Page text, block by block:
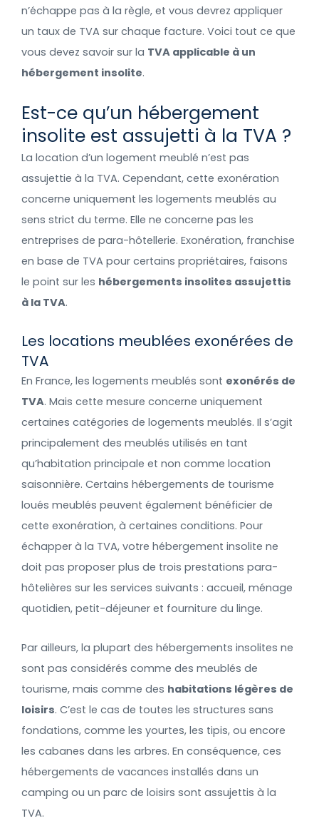
n’échappe pas à la règle, et vous devrez appliquer
un taux de TVA sur chaque facture. Voici tout ce que
vous devez savoir sur la TVA applicable à un
hébergement insolite.
Est-ce qu’un hébergement
insolite est assujetti à la TVA ?
La location d’un logement meublé n’est pas
assujettie à la TVA. Cependant, cette exonération
concerne uniquement les logements meublés au
sens strict du terme. Elle ne concerne pas les
entreprises de para-hôtellerie. Exonération, franchise
en base de TVA pour certains propriétaires, faisons
le point sur les hébergements insolites assujettis
à la TVA.
Les locations meublées exonérées de
TVA
En France, les logements meublés sont exonérés de
TVA. Mais cette mesure concerne uniquement
certaines catégories de logements meublés. Il s’agit
principalement des meublés utilisés en tant
qu’habitation principale et non comme location
saisonnière. Certains hébergements de tourisme
loués meublés peuvent également bénéficier de
cette exonération, à certaines conditions. Pour
échapper à la TVA, votre hébergement insolite ne
doit pas proposer plus de trois prestations para-
hôtelières sur les services suivants : accueil, ménage
quotidien, petit-déjeuner et fourniture du linge.
Par ailleurs, la plupart des hébergements insolites ne
sont pas considérés comme des meublés de
tourisme, mais comme des habitations légères de
loisirs. C’est le cas de toutes les structures sans
fondations, comme les yourtes, les tipis, ou encore
les cabanes dans les arbres. En conséquence, ces
hébergements de vacances installés dans un
camping ou un parc de loisirs sont assujettis à la
TVA.